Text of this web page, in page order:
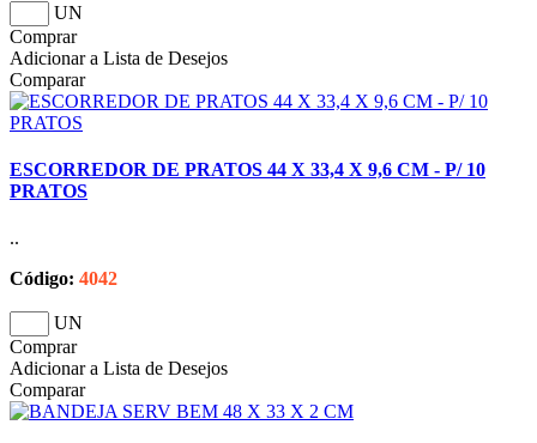
UN
Comprar
Adicionar a Lista de Desejos
Comparar
ESCORREDOR DE PRATOS 44 X 33,4 X 9,6 CM - P/ 10
PRATOS
..
Código: 4042
UN
Comprar
Adicionar a Lista de Desejos
Comparar